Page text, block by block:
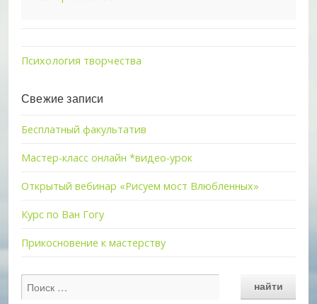
Психология творчества
Свежие записи
Бесплатный факультатив
Мастер-класс онлайн *видео-урок
Открытый вебинар «Рисуем мост Влюбленных»
Курс по Ван Гогу
Прикосновение к мастерству